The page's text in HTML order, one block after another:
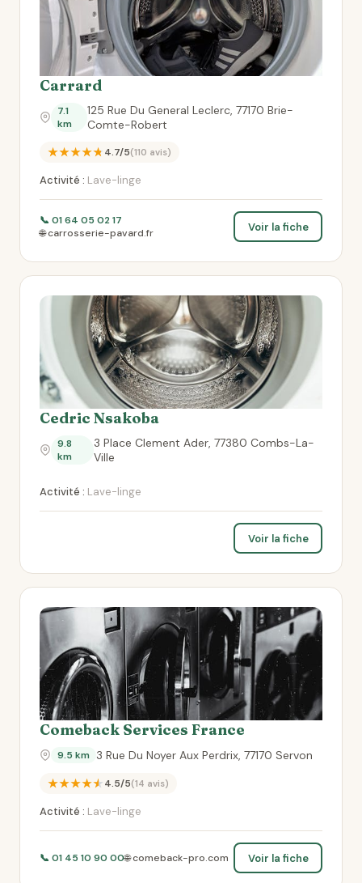
Carrard
7.1
km
125 Rue Du General Leclerc, 77170 Brie-
Comte-Robert
★★★★★4.7/5(110 avis)
Activité : Lave-linge
📞 01 64 05 02 17
🌐 carrosserie-pavard.fr
Voir la fiche
Cedric Nsakoba
9.8
km
3 Place Clement Ader, 77380 Combs-La-
Ville
Activité : Lave-linge
Voir la fiche
Comeback Services France
9.5 km 3 Rue Du Noyer Aux Perdrix, 77170 Servon
★★★★★4.5/5(14 avis)
Activité : Lave-linge
📞 01 45 10 90 00🌐 comeback-pro.com Voir la fiche